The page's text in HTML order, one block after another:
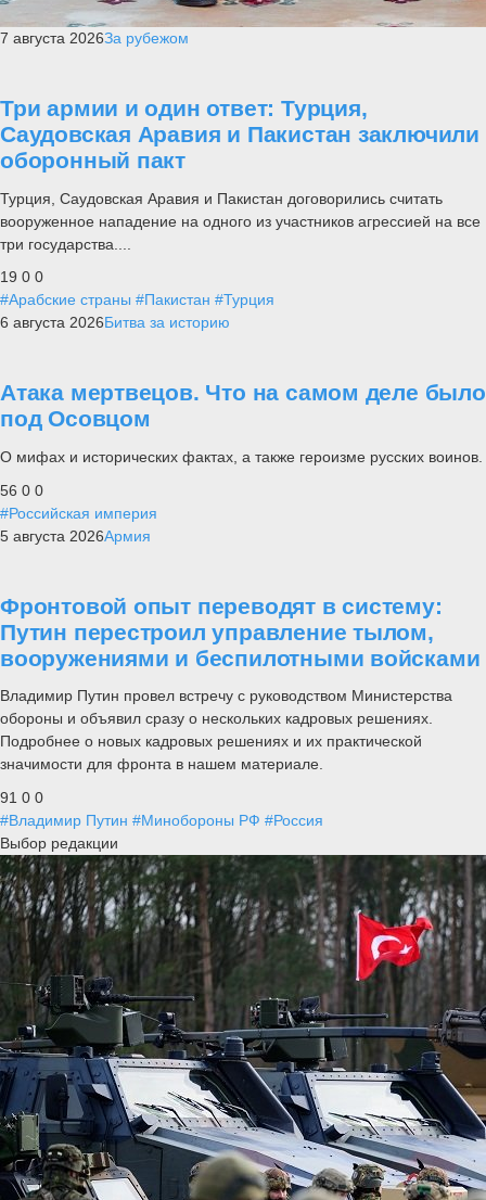
7 августа 2026За рубежом
Три армии и один ответ: Турция,
Саудовская Аравия и Пакистан заключили
оборонный пакт
Турция, Саудовская Аравия и Пакистан договорились считать
вооруженное нападение на одного из участников агрессией на все
три государства....
19 0 0
#Арабские страны #Пакистан #Турция
6 августа 2026Битва за историю
Атака мертвецов. Что на самом деле было
под Осовцом
О мифах и исторических фактах, а также героизме русских воинов.
56 0 0
#Российская империя
5 августа 2026Армия
Фронтовой опыт переводят в систему:
Путин перестроил управление тылом,
вооружениями и беспилотными войсками
Владимир Путин провел встречу с руководством Министерства
обороны и объявил сразу о нескольких кадровых решениях.
Подробнее о новых кадровых решениях и их практической
значимости для фронта в нашем материале.
91 0 0
#Владимир Путин #Минобороны РФ #Россия
Выбор редакции